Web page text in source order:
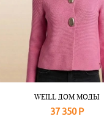
WEILL ДОМ МОДЫ
37 350 Р